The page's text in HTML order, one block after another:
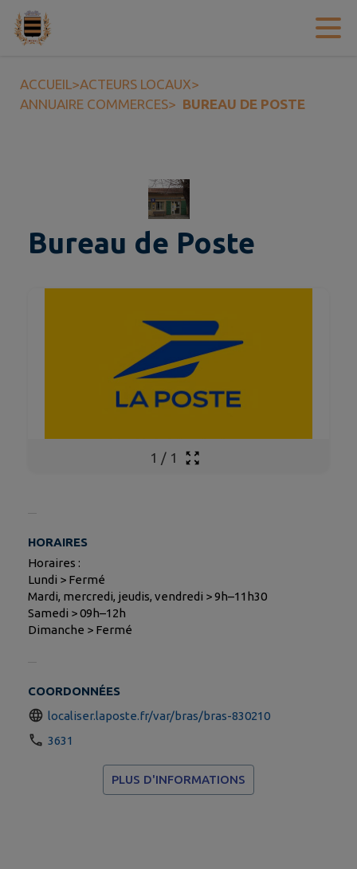
Contenu
ACCUEIL>ACTEURS LOCAUX>
ANNUAIRE COMMERCES> BUREAU DE POSTE
Bureau de Poste
1 / 1
HORAIRES
Horaires :
Lundi > Fermé
Mardi, mercredi, jeudis, vendredi > 9h–11h30
Samedi > 09h–12h
Dimanche > Fermé
COORDONNÉES
localiser.laposte.fr/var/bras/bras-830210
3631
PLUS D'INFORMATIONS